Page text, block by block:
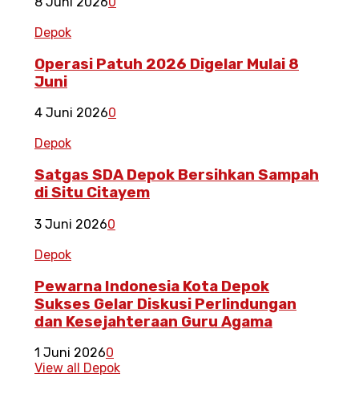
Depok
Operasi Patuh 2026 Digelar Mulai 8
Juni
4 Juni 20260
Depok
Satgas SDA Depok Bersihkan Sampah
di Situ Citayem
3 Juni 20260
Depok
Pewarna Indonesia Kota Depok
Sukses Gelar Diskusi Perlindungan
dan Kesejahteraan Guru Agama
1 Juni 20260
View all Depok